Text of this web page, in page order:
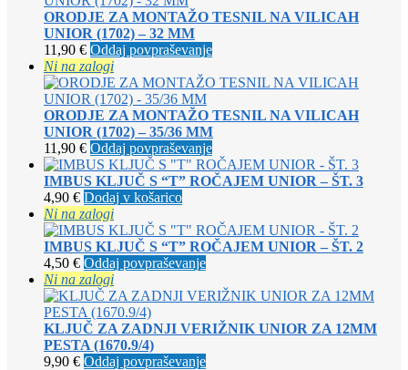
ORODJE ZA MONTAŽO TESNIL NA VILICAH
UNIOR (1702) – 32 MM
11,90 € Oddaj povpraševanje
Ni na zalogi
ORODJE ZA MONTAŽO TESNIL NA VILICAH
UNIOR (1702) – 35/36 MM
11,90 € Oddaj povpraševanje
IMBUS KLJUČ S “T” ROČAJEM UNIOR – ŠT. 3
4,90 € Dodaj v košarico
Ni na zalogi
IMBUS KLJUČ S “T” ROČAJEM UNIOR – ŠT. 2
4,50 € Oddaj povpraševanje
Ni na zalogi
KLJUČ ZA ZADNJI VERIŽNIK UNIOR ZA 12MM
PESTA (1670.9/4)
9,90 € Oddaj povpraševanje